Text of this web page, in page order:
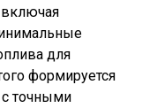
включая
для
формируется
точными